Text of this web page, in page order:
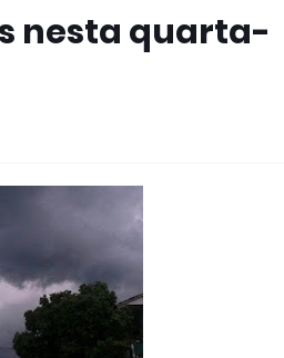
nesta quarta-